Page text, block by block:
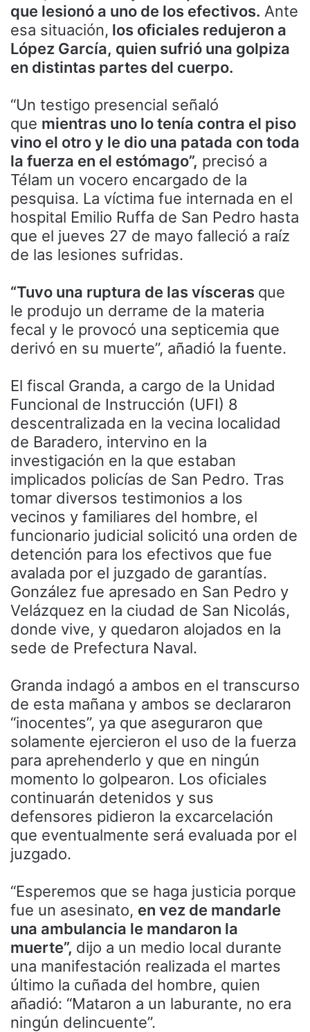
que lesionó a uno de los efectivos. Ante
esa situación, los oficiales redujeron a
López García, quien sufrió una golpiza
en distintas partes del cuerpo.
“Un testigo presencial señaló
que mientras uno lo tenía contra el piso
vino el otro y le dio una patada con toda
la fuerza en el estómago”, precisó a
Télam un vocero encargado de la
pesquisa. La víctima fue internada en el
hospital Emilio Ruffa de San Pedro hasta
que el jueves 27 de mayo falleció a raíz
de las lesiones sufridas.
“Tuvo una ruptura de las vísceras que
le produjo un derrame de la materia
fecal y le provocó una septicemia que
derivó en su muerte”, añadió la fuente.
El fiscal Granda, a cargo de la Unidad
Funcional de Instrucción (UFI) 8
descentralizada en la vecina localidad
de Baradero, intervino en la
investigación en la que estaban
implicados policías de San Pedro. Tras
tomar diversos testimonios a los
vecinos y familiares del hombre, el
funcionario judicial solicitó una orden de
detención para los efectivos que fue
avalada por el juzgado de garantías.
González fue apresado en San Pedro y
Velázquez en la ciudad de San Nicolás,
donde vive, y quedaron alojados en la
sede de Prefectura Naval.
Granda indagó a ambos en el transcurso
de esta mañana y ambos se declararon
“inocentes”, ya que aseguraron que
solamente ejercieron el uso de la fuerza
para aprehenderlo y que en ningún
momento lo golpearon. Los oficiales
continuarán detenidos y sus
defensores pidieron la excarcelación
que eventualmente será evaluada por el
juzgado.
“Esperemos que se haga justicia porque
fue un asesinato, en vez de mandarle
una ambulancia le mandaron la
muerte”, dijo a un medio local durante
una manifestación realizada el martes
último la cuñada del hombre, quien
añadió: “Mataron a un laburante, no era
ningún delincuente”.